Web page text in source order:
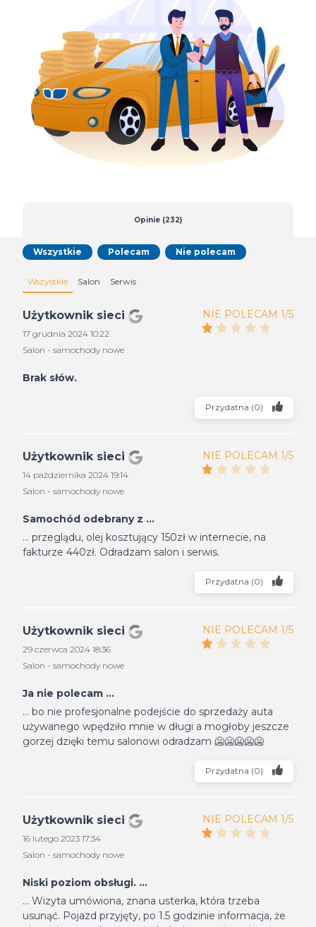
Opinie (232)
Wszystkie Salon Serwis
Wszystkie Polecam Nie polecam
Użytkownik sieci
17 grudnia 2024 10:22
Salon - samochody nowe
NIE POLECAM 1/5
Brak słów.
Przydatna (0)
Użytkownik sieci
14 października 2024 19:14
Salon - samochody nowe
NIE POLECAM 1/5
Samochód odebrany z ...
... przeglądu, olej kosztujący 150zł w internecie, na
fakturze 440zł. Odradzam salon i serwis.
Przydatna (0)
Użytkownik sieci
29 czerwca 2024 18:36
Salon - samochody nowe
NIE POLECAM 1/5
Ja nie polecam ...
... bo nie profesjonalne podejście do sprzedaży auta
używanego wpędziło mnie w długi a mogłoby jeszcze
gorzej dzięki temu salonowi odradzam 🥶🥶🥶🥶🥶
Przydatna (0)
Użytkownik sieci
16 lutego 2023 17:34
Salon - samochody nowe
NIE POLECAM 1/5
Niski poziom obsługi. ...
... Wizyta umówiona, znana usterka, która trzeba
usunąć. Pojazd przyjęty, po 1.5 godzinie informacja, że